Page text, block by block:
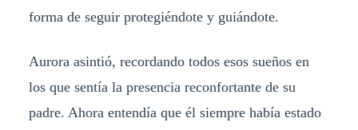
forma de seguir protegiéndote y guiándote.
Aurora asintió, recordando todos esos sueños en
los que sentía la presencia reconfortante de su
padre. Ahora entendía que él siempre había estado